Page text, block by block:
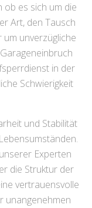
ob es sich um die
Art, den Tausch
unverzügliche
in der
Schwierigkeit
und Stabilität
Experten
die Struktur der
vertrauensvolle
unangenehmen